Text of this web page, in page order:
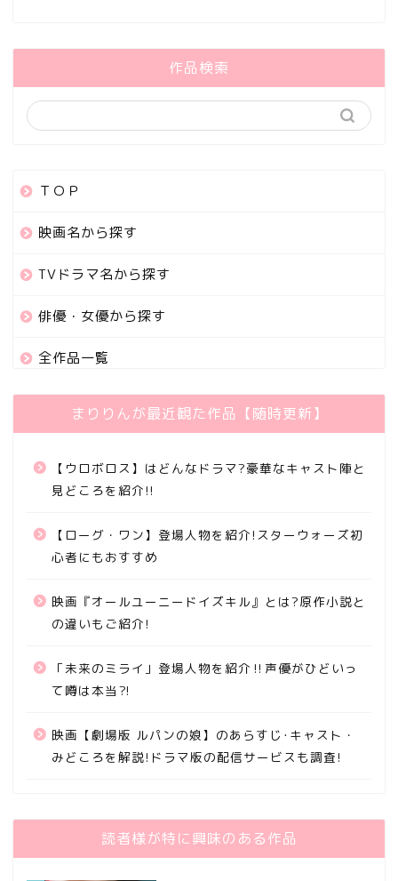
作品検索
ＴＯＰ
映画名から探す
TVドラマ名から探す
俳優・女優から探す
全作品一覧
まりりんが最近観た作品【随時更新】
【ウロボロス】はどんなドラマ?豪華なキャスト陣と
見どころを紹介!!
【ローグ・ワン】登場人物を紹介!スターウォーズ初
心者にもおすすめ
映画『オールユーニードイズキル』とは?原作小説と
の違いもご紹介!
「未来のミライ」登場人物を紹介‼声優がひどいっ
て噂は本当⁈
映画【劇場版 ルパンの娘】のあらすじ･キャスト・
みどころを解説!ドラマ版の配信サービスも調査!
読者様が特に興味のある作品